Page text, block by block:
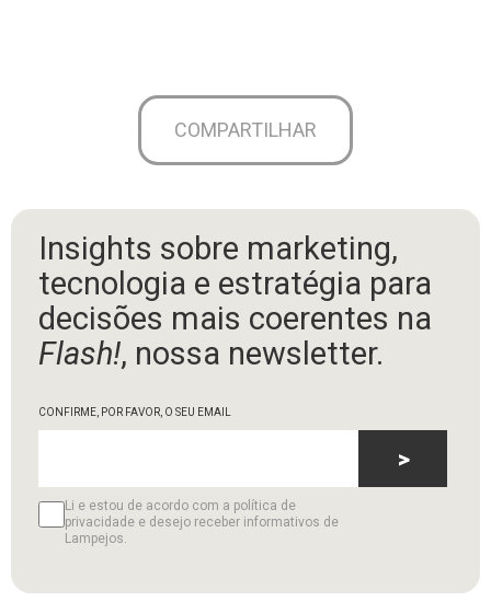
COMPARTILHAR
Insights sobre marketing,
tecnologia e estratégia para
decisões mais coerentes na
Flash!, nossa newsletter.
CONFIRME, POR FAVOR, O SEU EMAIL
Li e estou de acordo com a política de
privacidade e desejo receber informativos de
Lampejos.
>